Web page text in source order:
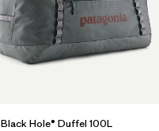
Black Hole® Duffel 100L